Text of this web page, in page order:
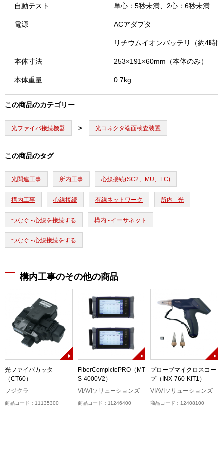
LC
タ
チ
セ
自動テスト 単心：5秒未満、2心：6秒未満
電源 ACアダプタ
リチウムイオンバッテリ（約4時
本体寸法 253×191×60mm（本体のみ）
本体重量 0.7kg
この商品のカテゴリー
光ファイバ接続機器 光コネクタ端面検査装置
この商品のタグ
光関連工事 所内工事 心線接続(SC2、MU、LC)
構内工事 心線接続 有線ネットワーク 所内 - 光
つなぐ - 心線を接続する 構内 - イーサネット
つなぐ - 心線接続をする
構内工事のその他の商品
光ファイバカッタ
（CT60）
フジクラ
商品コード：11135300
FiberCompletePRO（MT
S-4000V2）
VIAVIソリューションズ
商品コード：11246400
プローブマイクロスコー
プ（INX-760-KIT1）
VIAVIソリューションズ
商品コード：12408100